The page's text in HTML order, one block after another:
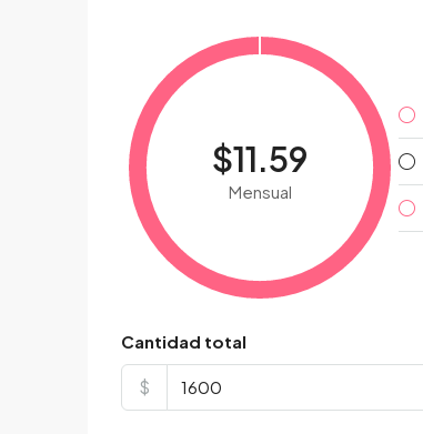
$11.59
Mensual
Cantidad total
$